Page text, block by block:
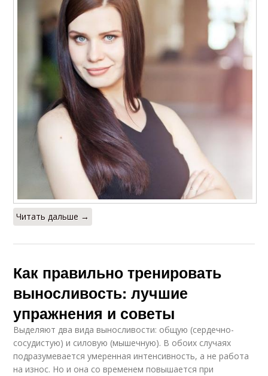
Читать дальше →
Как правильно тренировать
выносливость: лучшие
упражнения и советы
Выделяют два вида выносливости: общую (сердечно-
сосудистую) и силовую (мышечную). В обоих случаях
подразумевается умеренная интенсивность, а не работа
на износ. Но и она со временем повышается при